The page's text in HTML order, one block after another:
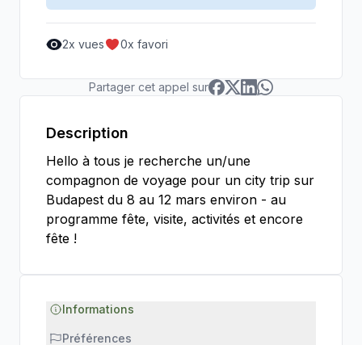
2x vues 0x favori
Partager cet appel sur
Description
Hello à tous je recherche un/une
compagnon de voyage pour un city trip sur
Budapest du 8 au 12 mars environ - au
programme fête, visite, activités et encore
fête !
Informations
Préférences